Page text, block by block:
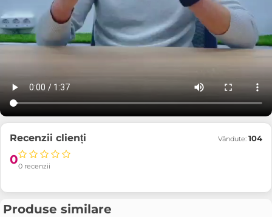
Recenzii clienți
00 recenzii
Vândute: 104
Produse similare